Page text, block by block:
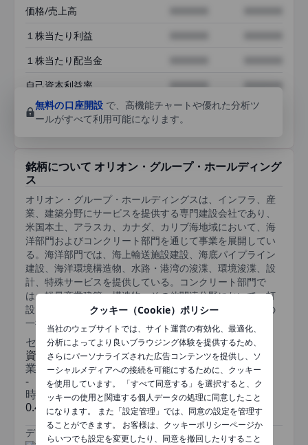
クッキー（Cookie）ポリシー
当社のウェブサイトでは、サイト運営の有効化、最適化、
分析によってより良いブラウジング体験を提供するため、
さらにパーソナライズされた広告コンテンツを提供し、ソ
ーシャルメディアへの接続を可能にするために、クッキー
を使用しています。 「すべて同意する」を選択すると、ク
ッキーの使用と関連する個人データの処理に同意したこと
になります。 また「設定管理」では、同意の設定を管理す
ることができます。 お客様は、クッキーポリシーページか
らいつでも設定を変更したり、同意を撤回したりすること
価格/売上高
１株当たり利益
１株当たり配当金
自己資本利益率
XXXXXXX
XXXXXXX
無料の口座開設 で、高機能チャートや優れた分析ツ
ールがすべて利用可能になります。
銘柄について オリオン・グループ・ホールディング
ス
オリオン・グループ・ホールディングスは、インフラ、産
業、建築分野にサービスを提供する専門建設会社であり、
米国本土、アラスカ、カナダ、カリブ海地域において、海
洋部門およびコンクリート部門を通じて事業を展開してい
る。海洋部門では、海上輸送施設建設、海底パイプライン
建設、海洋環境構造物、水路・港湾の浚渫、環境浚渫、設
計、特殊サービスを提供している。コンクリート部門で
は、軽量商業建築、構造物、その他関連分野において、打
設・仕上げ、整地、墨出し、型枠、鉄筋・メッシュなどの
一括施工サービスを提供している。
セクター
資本財
業種
-
時価総額
0.418316449bn
データ提供元